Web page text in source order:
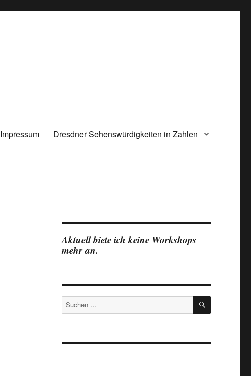
Impressum
Dresdner Sehenswürdigkeiten in Zahlen
Aktuell biete ich keine Workshops
mehr an.
Suchen
nach:
SUCHEN